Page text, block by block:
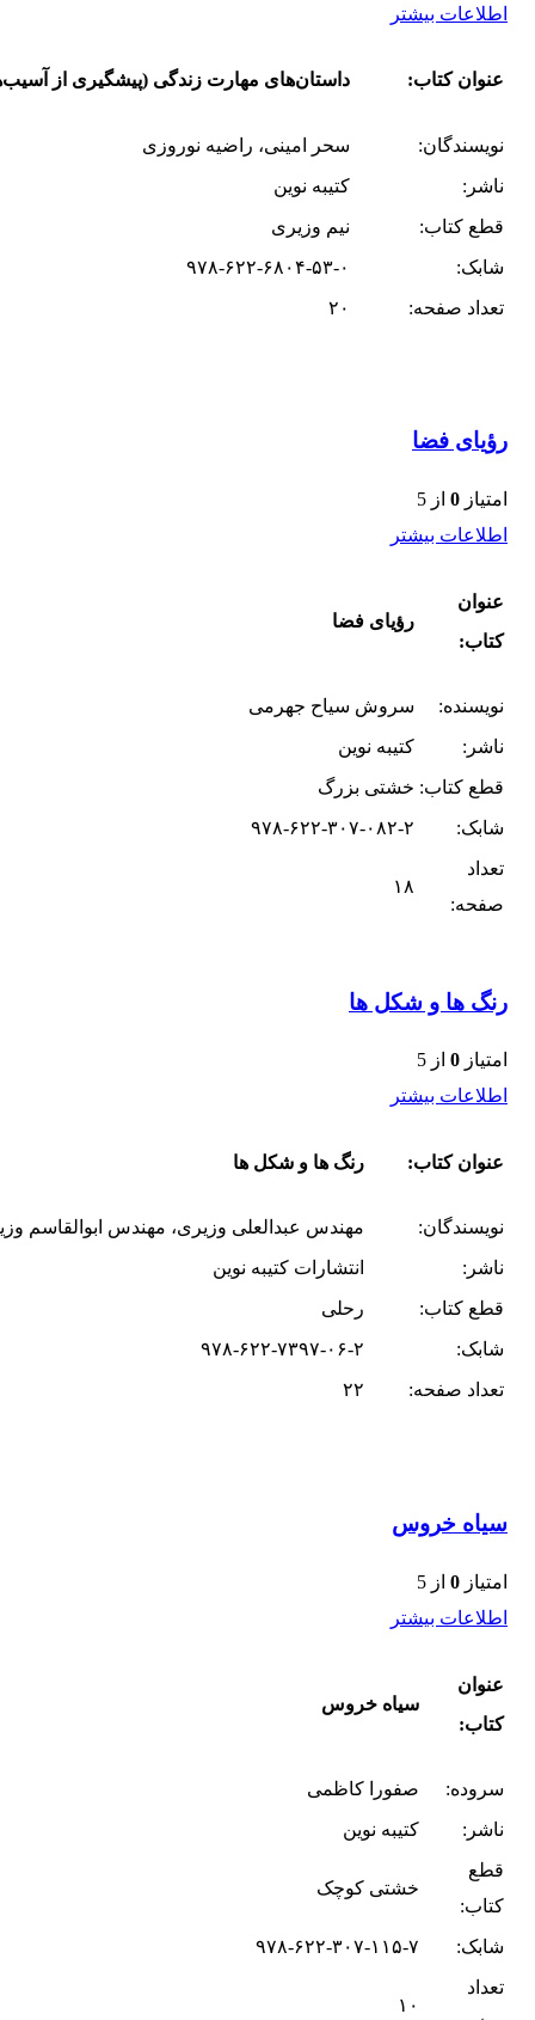
اطلاعات بیشتر
عنوان کتاب: داستان‌های مهارت زندگی (پیشگیری از
نویسندگان:
سحر امینی، راضیه نوروزی
ناشر:
کتیبه نوین
قطع کتاب:
نیم وزیری
شابک:
۹۷۸-۶۲۲-۶۸۰۴-۵۳-۰
تعداد صفحه:
۲۰
رؤیای فضا
امتیاز 0 از 5
اطلاعات بیشتر
عنوان
کتاب:
رؤیای فضا
نویسنده:
سروش سیاح جهرمی
ناشر:
کتیبه نوین
قطع کتاب: خشتی بزرگ
شابک:
۹۷۸-۶۲۲-۳۰۷-۰۸۲-۲
تعداد
صفحه:
۱۸
رنگ ها و شکل ها
امتیاز 0 از 5
اطلاعات بیشتر
عنوان کتاب: رنگ ها و شکل ها
نویسندگان:
مهندس عبدالعلی وزیری، مهندس ابوالقاسم
ناشر:
انتشارات کتیبه نوین
قطع کتاب:
رحلی
شابک:
۹۷۸-۶۲۲-۷۳۹۷-۰۶-۲
تعداد صفحه:
۲۲
سیاه خروس
امتیاز 0 از 5
اطلاعات بیشتر
عنوان
کتاب:
سیاه خروس
سروده:
صفورا کاظمی
ناشر:
کتیبه نوین
قطع
کتاب:
خشتی کوچک
شابک:
۹۷۸-۶۲۲-۳۰۷-۱۱۵-۷
تعداد
۱۰